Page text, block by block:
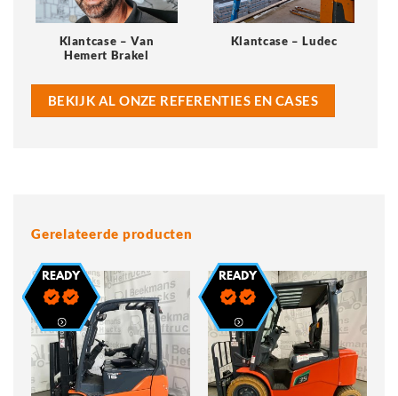
Klantcase – Van
Hemert Brakel
Klantcase – Ludec
BEKIJK AL ONZE REFERENTIES EN CASES
Gerelateerde producten